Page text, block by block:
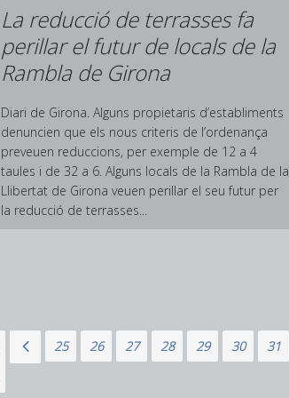
La reducció de terrasses fa
perillar el futur de locals de la
Rambla de Girona
Diari de Girona. Alguns propietaris d’establiments
denuncien que els nous criteris de l’ordenança
preveuen reduccions, per exemple de 12 a 4
taules i de 32 a 6. Alguns locals de la Rambla de la
Llibertat de Girona veuen perillar el seu futur per
la reducció de terrasses...
24 25 26 27 28 29 30 31